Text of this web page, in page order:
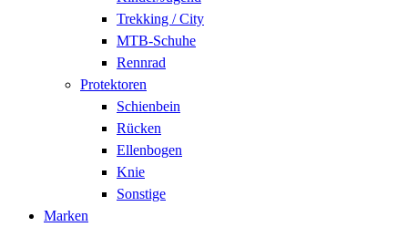
Trekking / City
MTB-Schuhe
Rennrad
Protektoren
Schienbein
Rücken
Ellenbogen
Knie
Sonstige
Marken